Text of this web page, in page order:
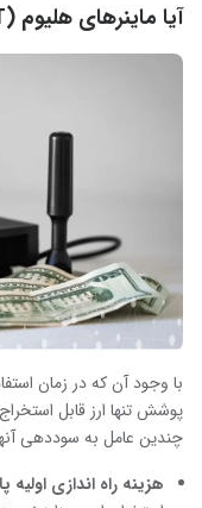
آیا ماینرهای هلیوم (
با وجود آن که در زمان
پوشش تنها ارز قابل
چندین عامل به سوددهی
هزینه راه اندازی اولیه